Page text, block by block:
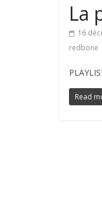
La
16
redbone
Read